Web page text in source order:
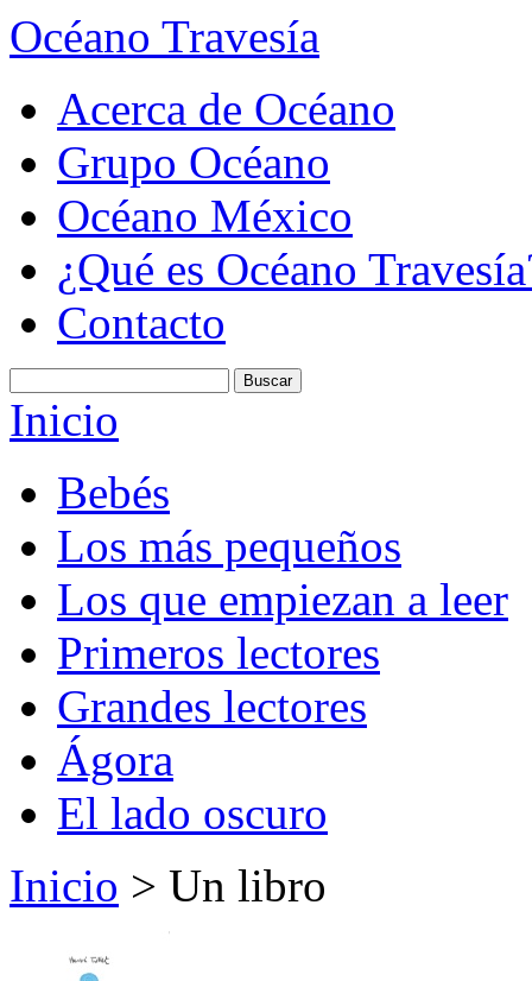
Océano Travesía
Acerca de Océano
Grupo Océano
Océano México
¿Qué es Océano
Contacto
Inicio
Bebés
Los más pequeños
Los que empiezan a leer
Primeros lectores
Grandes lectores
Ágora
El lado oscuro
Inicio > Un libro